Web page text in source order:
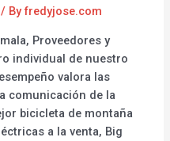
/ Byfredyjose.com
Proveedores y
individual de nuestro
valora las
comunicación de la
bicicleta de montaña
a la venta, Big